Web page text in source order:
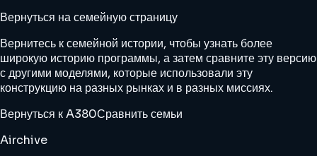
Вернуться на семейную страницу
Вернитесь к семейной истории, чтобы узнать более
широкую историю программы, а затем сравните эту версию
с другими моделями, которые использовали эту
конструкцию на разных рынках и в разных миссиях.
Вернуться к A380Сравнить семьи
Airchive